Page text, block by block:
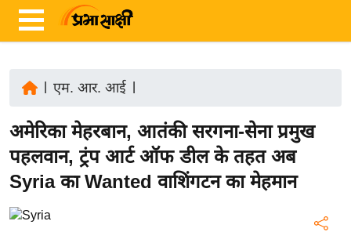
ज़ा
ख
ब
र
रा
एम. आर. आई
अमेरिका मेहरबान, आतंकी सरगना-सेना प्रमुख
पहलवान, ट्रंप आर्ट ऑफ डील के तहत अब
Syria का Wanted वाशिंगटन का मेहमान